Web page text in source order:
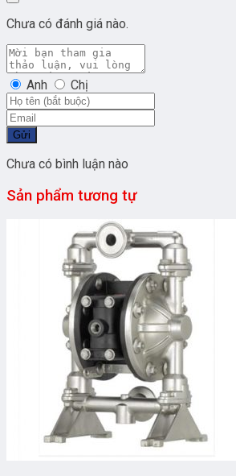
Chưa có đánh giá nào.
Anh Chị
Gửi
Chưa có bình luận nào
Sản phẩm tương tự